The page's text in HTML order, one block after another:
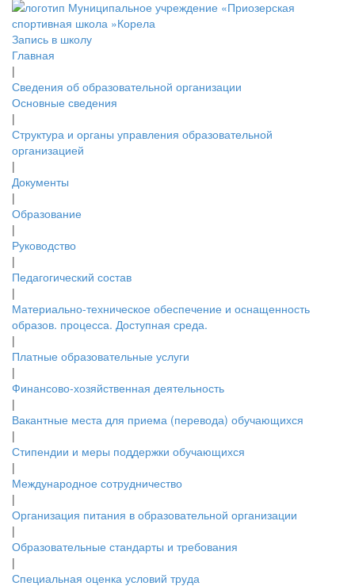
Запись в школу
Главная
|
Сведения об образовательной организации
Основные сведения
|
Структура и органы управления образовательной
организацией
|
Документы
|
Образование
|
Руководство
|
Педагогический состав
|
Материально-техническое обеспечение и оснащенность
образов. процесса. Доступная среда.
|
Платные образовательные услуги
|
Финансово-хозяйственная деятельность
|
Вакантные места для приема (перевода) обучающихся
|
Стипендии и меры поддержки обучающихся
|
Международное сотрудничество
|
Организация питания в образовательной организации
|
Образовательные стандарты и требования
|
Специальная оценка условий труда